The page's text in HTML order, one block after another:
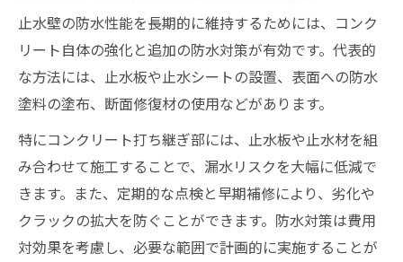
止水壁の防水性能を長期的に維持するためには、コンク
リート自体の強化と追加の防水対策が有効です。代表的
な方法には、止水板や止水シートの設置、表面への防水
塗料の塗布、断面修復材の使用などがあります。
特にコンクリート打ち継ぎ部には、止水板や止水材を組
み合わせて施工することで、漏水リスクを大幅に低減で
きます。また、定期的な点検と早期補修により、劣化や
クラックの拡大を防ぐことができます。防水対策は費用
対効果を考慮し、必要な範囲で計画的に実施することが